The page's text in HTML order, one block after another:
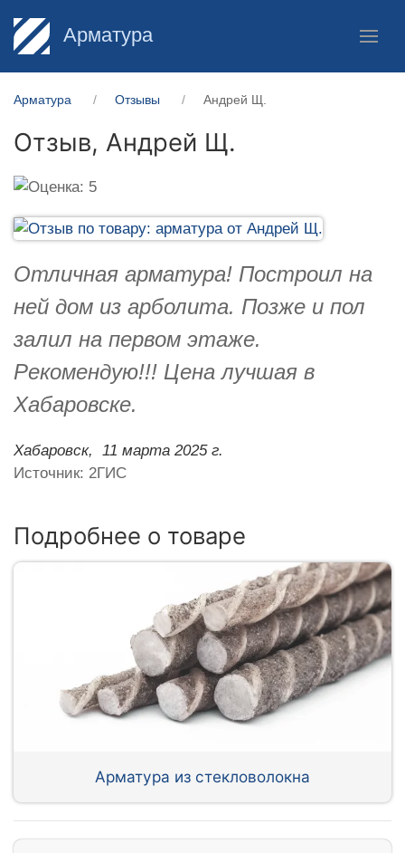
Арматура
Арматура Отзывы Андрей Щ.
Отзыв, Андрей Щ.
Отличная арматура! Построил на
ней дом из арболита. Позже и пол
залил на первом этаже.
Рекомендую!!! Цена лучшая в
Хабаровске.
Хабаровск,
11 марта 2025 г.
Источник: 2ГИС
Подробнее о товаре
Арматура из стекловолокна